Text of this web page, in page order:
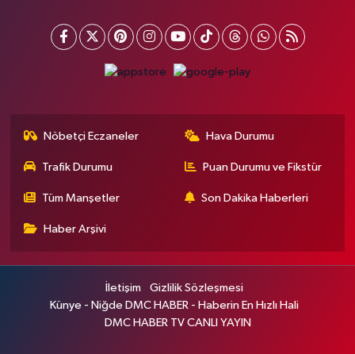
Nöbetçi Eczaneler Hava Durumu
Trafik Durumu Puan Durumu ve Fikstür
Tüm Manşetler Son Dakika Haberleri
Haber Arşivi
İletişim
Gizlilik Sözleşmesi
Künye - Niğde DMC HABER - Haberin En Hızlı Hali
DMC HABER TV CANLI YAYIN